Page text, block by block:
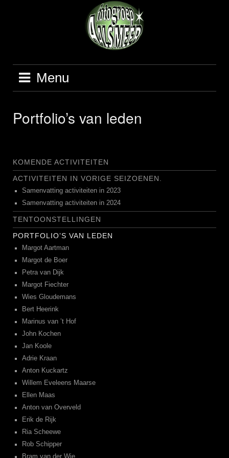
Menu
Portfolio’s van leden
KOMENDE ACTIVITEITEN
ACTIVITEITEN IN VORIGE SEIZOENEN.
Samenvatting activiteiten in 2023
Samenvatting activiteiten in 2024
TENTOONSTELLINGEN
PORTFOLIO’S VAN LEDEN
Margot Aartman
Margot de Boer
Petra van Dijk
Margot Fiechter
Wies Gloudemans
Bert Heerink
Marinus van ’t Hof
John Kochen
Jan Koole
Adrie Kraan
Anton Kuckartz
Willem Eveleens Maarse
Ellen Maas
Anton van Overveld
Erik de Rijk
Ria Scheewe
Rob Schipper
Bram van der Wie